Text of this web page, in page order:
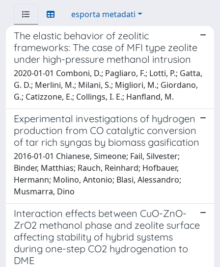
esporta metadati
The elastic behavior of zeolitic
frameworks: The case of MFI type zeolite
under high-pressure methanol intrusion
2020-01-01 Comboni, D.; Pagliaro, F.; Lotti, P.; Gatta,
G. D.; Merlini, M.; Milani, S.; Migliori, M.; Giordano,
G.; Catizzone, E.; Collings, I. E.; Hanfland, M.
Experimental investigations of hydrogen
production from CO catalytic conversion
of tar rich syngas by biomass gasification
2016-01-01 Chianese, Simeone; Fail, Silvester;
Binder, Matthias; Rauch, Reinhard; Hofbauer,
Hermann; Molino, Antonio; Blasi, Alessandro;
Musmarra, Dino
Interaction effects between CuO-ZnO-
ZrO2 methanol phase and zeolite surface
affecting stability of hybrid systems
during one-step CO2 hydrogenation to
DME